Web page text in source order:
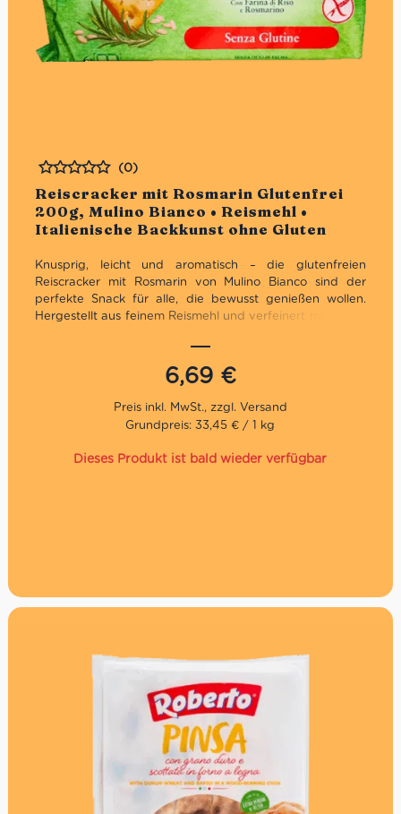
Reiscracker mit Rosmarin Glutenfrei
200g, Mulino Bianco • Reismehl •
Italienische Backkunst ohne Gluten
Bewertet
(0)
Knusprig, leicht und aromatisch – die glutenfreien
Reiscracker mit Rosmarin von Mulino Bianco sind der
perfekte Snack für alle, die bewusst genießen wollen.
Hergestellt aus feinem Reismehl und verfeinert mit einem
natürlichen Geschmack und beste Verträglichkeit. Dank
der praktischen Einzelportionen bleiben sie lange frisch
und eignen sich ideal für unterwegs, als Brotersatz oder
zu Antipasti und Dips. Ein Genuss aus Italien – ganz ohne
6,69 €
Grundpreis: 33,45 € / 1 kg
Dieses Produkt ist bald wieder verfügbar